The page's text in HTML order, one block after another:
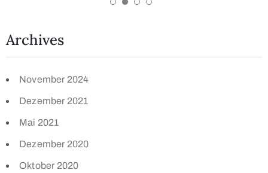
Archives
November 2024
Dezember 2021
Mai 2021
Dezember 2020
Oktober 2020